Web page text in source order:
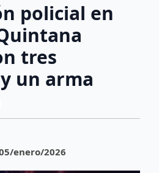
policial en
tres
un arma
enero/2026